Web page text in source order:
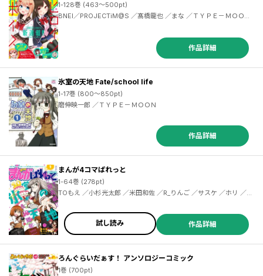
1-128巻 (463～500pt)
BNEI／PROJECTiM@S ／髙橋龍也 ／まな ／ＴＹＰＥ－ＭＯＯＮ ／大森葵 ／脊髄引き抜きの刑 ／英貴 ／竹岡葉月 ／フライ ／ねことうふ ／中田ゆみ ／安藤正基 ／武梨えり ／もちオーレ ／majoccoid ／ベニガシラ ／東ふゆ ／上海散爆網絡科技有限公司 ／Ling ／蝉丸 ／吉谷光平 ／ｉｃｈｉｎｏｍｉ ／9℃ ／オンディ ／檜山大輔 ／まもウィリアムズ ／施川ユウキ ／しんどう ／空地大乃 ／色意しのぶ ／ぎん太郎 ／りすまい ／みなつき ／肋兵器 ／はにゅう ／shri ／長野文三郎 ／結城心一 ／てんまそ ／しはる
作品詳細
氷室の天地 Fate/school life
1-17巻 (800～850pt)
磨伸映一郎 ／ＴＹＰＥ－ＭＯＯＮ
作品詳細
まんが4コマぱれっと
1-64巻 (278pt)
TOもえ ／小杉光太郎 ／米田和佐 ／R_りんご ／サスケ ／ホリ ／『アズールレーン』運営 ／中原開平 ／pote ／茂木康信 ／伊織ハル ／楠元とうか ／ねこうめ ／鳶村 ／上海散爆網絡科技有限公司 ／れぐ95 ／紀ノ上晟一 ／ＴＹＰＥ－ＭＯＯＮ ／磨伸映一郎 ／あぐ ／雨宮結生 ／東ふゆ ／ゆぐる ／田口囁一 ／吠えるタロウ ／ストロマ ／荒井チェリー ／しの ／PONZOOM ／鮭乃らるかん ／まえ葉 ／syuri22 ／冬瀬 ／タムラヨウ ／よの ／御家かえる ／おちゃ芥 ／富士伸太 ／珠梨やすゆき ／狂zip
試し読み 作品詳細
ろんぐらいだぁす！ アンソロジーコミック
1巻 (700pt)